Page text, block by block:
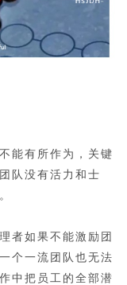
能有所作为，关键
队没有活力和士
者如果不能激励团
个一流团队也无法
中把员工的全部潜